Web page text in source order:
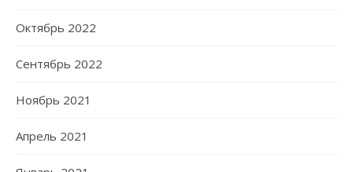
Октябрь 2022
Сентябрь 2022
Ноябрь 2021
Апрель 2021